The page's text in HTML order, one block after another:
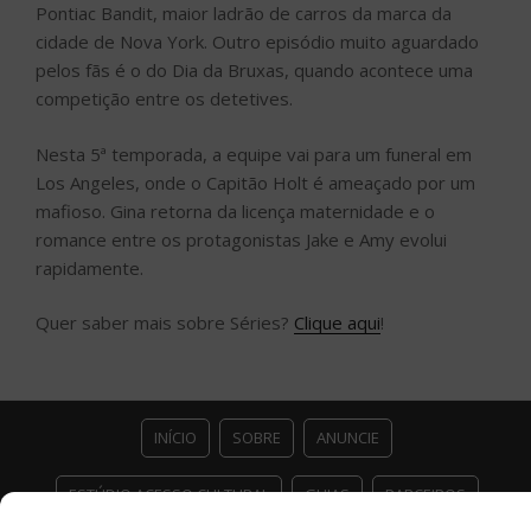
Pontiac Bandit, maior ladrão de carros da marca da
cidade de Nova York. Outro episódio muito aguardado
pelos fãs é o do Dia da Bruxas, quando acontece uma
competição entre os detetives.
Nesta 5ª temporada, a equipe vai para um funeral em
Los Angeles, onde o Capitão Holt é ameaçado por um
mafioso. Gina retorna da licença maternidade e o
romance entre os protagonistas Jake e Amy evolui
rapidamente.
Quer saber mais sobre Séries? Clique aqui!
INÍCIO SOBRE ANUNCIE
ESTÚDIO ACESSO CULTURAL GUIAS PARCEIROS